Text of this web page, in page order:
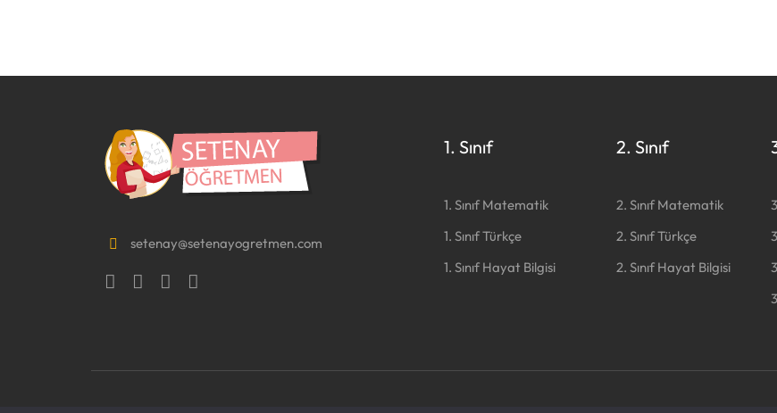
setenay@setenayogretmen.com
1. Sınıf
1. Sınıf Matematik
1. Sınıf Türkçe
1. Sınıf Hayat Bilgisi
2. Sınıf
2. Sınıf Matematik
2. Sınıf Türkçe
2. Sınıf Hayat Bilgisi